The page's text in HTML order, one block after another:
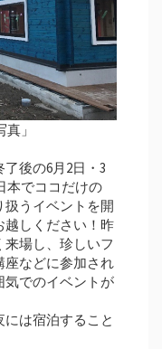
」
後の6月2日・3
本でココだけの
扱うイベントを開
越しください！昨
場し、珍しいフ
座などに参加され
気でのイベントが
は宿泊すること